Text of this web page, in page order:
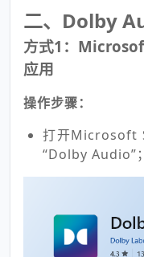
二、Dolby
方式1：
应用
操作步骤：
打开Microsoft
“Dolby Audio”；